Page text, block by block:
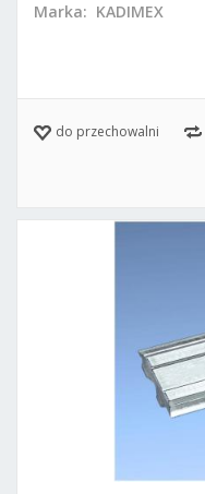
Marka: KADIMEX
do przechowalni